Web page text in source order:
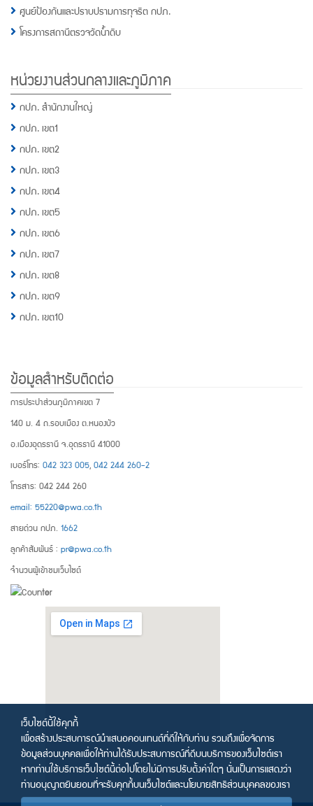
ศูนย์ป้องกันและปราบปรามการทุจริต กปภ.
โครงการสถานีตรวจวัดน้ำดิบ
หน่วยงานส่วนกลางและภูมิภาค
กปภ. สำนักงานใหญ่
กปภ. เขต1
กปภ. เขต2
กปภ. เขต3
กปภ. เขต4
กปภ. เขต5
กปภ. เขต6
กปภ. เขต7
กปภ. เขต8
กปภ. เขต9
กปภ. เขต10
ข้อมูลสำหรับติดต่อ
การประปาส่วนภูมิภาคเขต 7
140 ม. 4 ถ.รอบเมือง ต.หนองบัว
อ.เมืองอุดรธานี จ.อุดรธานี 41000
เบอร์โทร: 042 323 005,042 244 260-2
โทรสาร: 042 244 260
email: 55220@pwa.co.th
สายด่วน กปภ. 1662
ลูกค้าสัมพันธ์ : pr@pwa.co.th
จำนวนผู้เข้าชมเว็บไซต์
เว็บไซต์นี้ใช้คุกกี้
เพื่อสร้างประสบการณ์นำเสนอคอนเทนต์ที่ดีให้กับท่าน รวมถึงเพื่อจัดการ
ข้อมูลส่วนบุคคลเพื่อให้ท่านได้รับประสบการณ์ที่ดีบนบริการของเว็บไซต์เรา
หากท่านใช้บริการเว็บไซต์นี้ต่อไปโดยไม่มีการปรับตั้งค่าใดๆ นั่นเป็นการแสดงว่า
ท่านอนุญาตยินยอมที่จะรับคุกกี้บนเว็บไซต์และนโยบายสิทธิส่วนบุคคลของเรา